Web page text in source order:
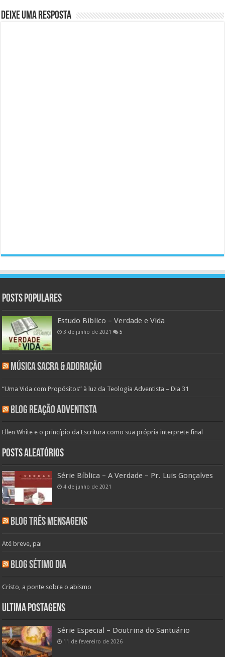
Deixe uma resposta
Posts populares
Estudo Bíblico – Verdade e Vida
3 de junho de 2021 5
Música Sacra & Adoração
“Uma Vida com Propósitos” à luz da Teologia Adventista – Dia 31
Blog Reação Adventista
Ellen White e o princípio da Escritura como sua própria interprete final
Posts aleatórios
Série Bíblica – A Verdade – Pr. Luis Gonçalves
4 de junho de 2021
Blog Três Mensagens
Até breve, pai
Blog Sétimo Dia
Cristo, a ponte sobre o abismo
Ultima Postagens
Série Especial – Doutrina do Santuário
11 de fevereiro de 2026